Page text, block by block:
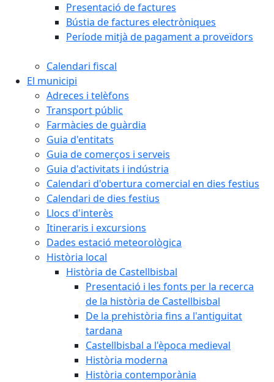
Presentació de factures
Bústia de factures electròniques
Període mitjà de pagament a proveïdors
Calendari fiscal
El municipi
Adreces i telèfons
Transport públic
Farmàcies de guàrdia
Guia d'entitats
Guia de comerços i serveis
Guia d'activitats i indústria
Calendari d'obertura comercial en dies festius
Calendari de dies festius
Llocs d'interès
Itineraris i excursions
Dades estació meteorològica
Història local
Història de Castellbisbal
Presentació i les fonts per la recerca
de la història de Castellbisbal
De la prehistòria fins a l'antiguitat
tardana
Castellbisbal a l'època medieval
Història moderna
Història contemporània